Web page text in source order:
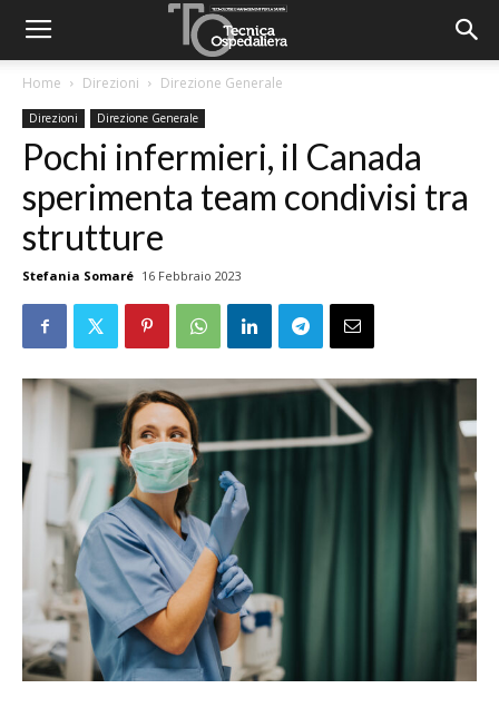
Home Direzioni Direzione Generale
Direzioni Direzione Generale
Pochi infermieri, il Canada
sperimenta team condivisi tra
strutture
Stefania Somaré 16 Febbraio 2023